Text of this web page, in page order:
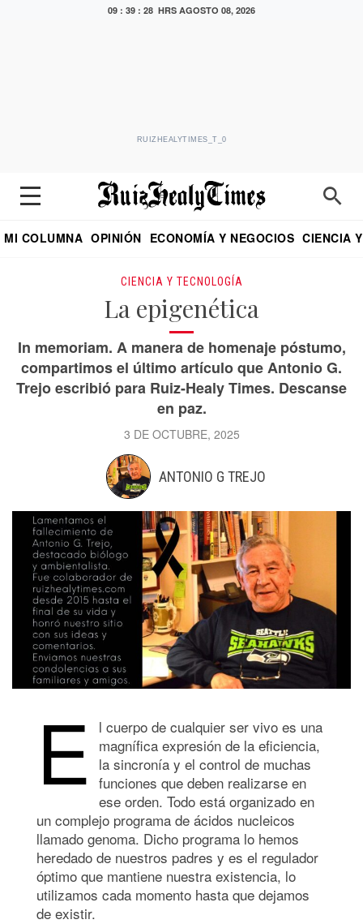
09 : 39 : 29 HRS AGOSTO 08, 2026
RUIZHEALYTIMES_T_0
MI COLUMNA OPINIÓN ECONOMÍA Y NEGOCIOS CIENCIA
CIENCIA Y TECNOLOGÍA
La epigenética
In memoriam. A manera de homenaje póstumo,
compartimos el último artículo que Antonio G.
Trejo escribió para Ruiz-Healy Times. Descanse
en paz.
3 DE OCTUBRE, 2025
ANTONIO G TREJO
E
l cuerpo de cualquier ser vivo es una
magnífica expresión de la eficiencia,
la sincronía y el control de muchas
funciones que deben realizarse en
ese orden. Todo está organizado en
un complejo programa de ácidos nucleicos
llamado genoma. Dicho programa lo hemos
heredado de nuestros padres y es el regulador
óptimo que mantiene nuestra existencia, lo
utilizamos cada momento hasta que dejamos
de existir.